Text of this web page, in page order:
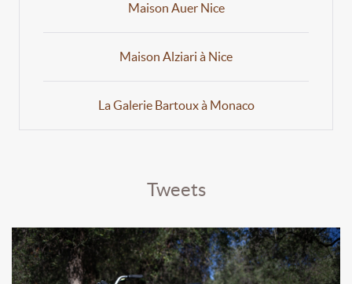
Maison Auer Nice
Maison Alziari à Nice
La Galerie Bartoux à Monaco
Tweets